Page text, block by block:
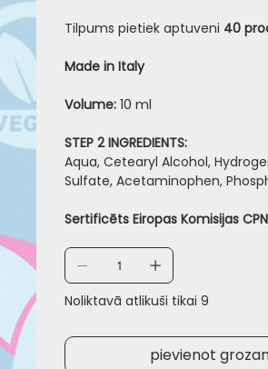
Tilpums pietiek aptuveni 40
Made in Italy
Volume: 10 ml
STEP 2 INGREDIENTS:
Aqua, Cetearyl Alcohol,
Sulfate, Acetaminophen,
Sertificēts Eiropas Komisijas
Noliktavā atlikuši tikai 9
pievienot